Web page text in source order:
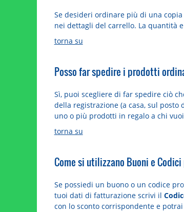
Se desideri ordinare più di una
nei dettagli del carrello. La quantità
torna su
Posso far spedire i prodotti
Sì, puoi scegliere di far spedire ciò
della registrazione (a casa, sul
uno o più prodotti in regalo a chi
torna su
Come si utilizzano Buoni e
Se possiedi un buono o un codice
tuoi dati di fatturazione scrivi il
con lo sconto corrispondente e